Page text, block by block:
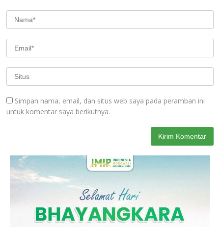
Simpan nama, email, dan situs web saya pada peramban ini
untuk komentar saya berikutnya.